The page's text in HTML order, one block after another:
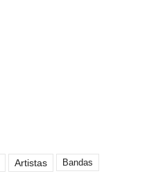
Artistas Bandas